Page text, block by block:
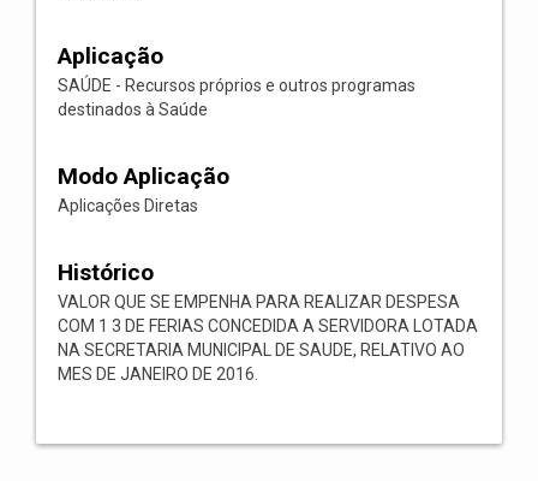
Aplicação
SAÚDE - Recursos próprios e outros programas
destinados à Saúde
Modo Aplicação
Aplicações Diretas
Histórico
VALOR QUE SE EMPENHA PARA REALIZAR DESPESA
COM 1 3 DE FERIAS CONCEDIDA A SERVIDORA LOTADA
NA SECRETARIA MUNICIPAL DE SAUDE, RELATIVO AO
MES DE JANEIRO DE 2016.